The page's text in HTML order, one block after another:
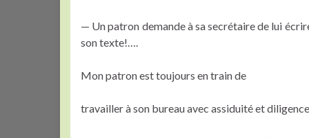
— Un patron demande à sa secrétaire de lui
son texte!….
Mon patron est toujours en train de
travailler à son bureau avec assiduité et